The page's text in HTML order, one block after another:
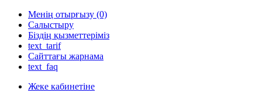
Менің отырғызу (0)
Салыстыру
Біздің қызметтеріміз
text_tarif
Сайттағы жарнама
text_faq
Жеке кабинетіне